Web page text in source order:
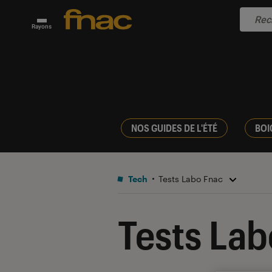
Rayons
NOS GUIDES DE L'ÉTÉ
Tech Tests Labo Fnac
Tests